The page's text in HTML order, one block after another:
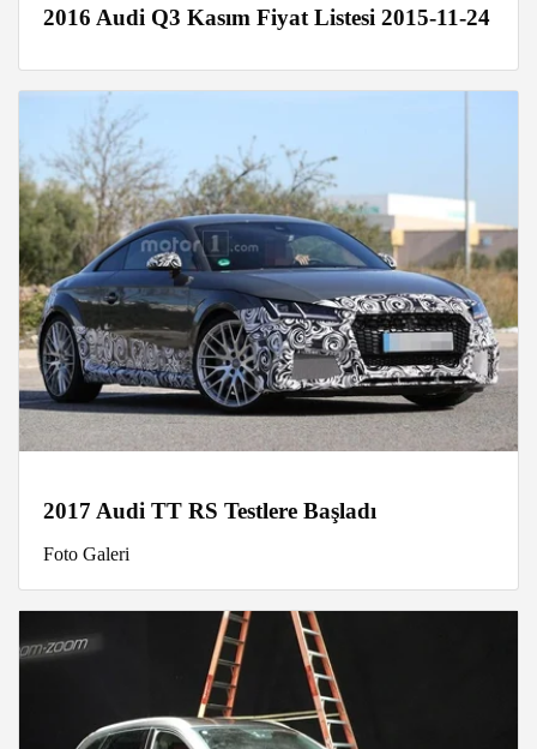
2016 Audi Q3 Kasım Fiyat Listesi 2015-11-24
2017 Audi TT RS Testlere Başladı
Foto Galeri